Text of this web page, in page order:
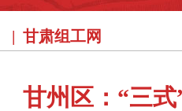
甘肃组工网
甘州区：“三